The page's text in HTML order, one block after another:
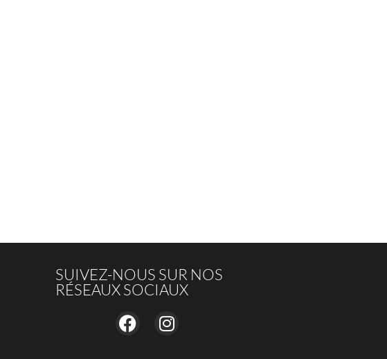
SUIVEZ-NOUS SUR NOS
RÉSEAUX SOCIAUX